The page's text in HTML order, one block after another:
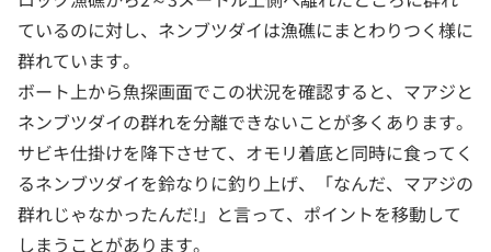
ているのに対し、ネンブツダイは漁礁にまとわりつく様に
群れています。
ボート上から魚探画面でこの状況を確認すると、マアジと
ネンブツダイの群れを分離できないことが多くあります。
サビキ仕掛けを降下させて、オモリ着底と同時に食ってく
るネンブツダイを鈴なりに釣り上げ、「なんだ、マアジの
群れじゃなかったんだ!」と言って、ポイントを移動して
しまうことがあります。